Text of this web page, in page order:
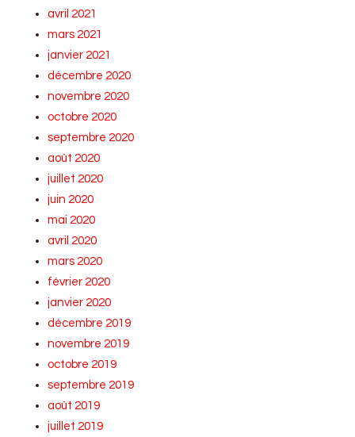
avril 2021
mars 2021
janvier 2021
décembre 2020
novembre 2020
octobre 2020
septembre 2020
août 2020
juillet 2020
juin 2020
mai 2020
avril 2020
mars 2020
février 2020
janvier 2020
décembre 2019
novembre 2019
octobre 2019
septembre 2019
août 2019
juillet 2019